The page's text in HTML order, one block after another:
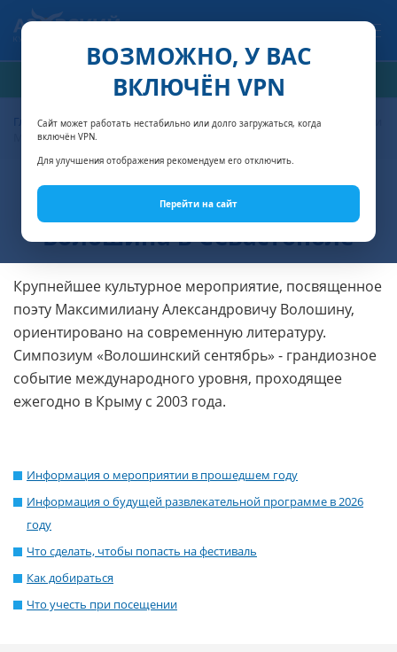
ВОЗМОЖНО, У ВАС
ВКЛЮЧЁН VPN
Сайт может работать нестабильно или долго загружаться, когда
включён VPN.
Для улучшения отображения рекомендуем его отключить.
Перейти на сайт
РАСЧЁТ СТОИМОСТИ
Главная Статьи о Крыме Фестивали в Крыму
Фестиваль имени
М. А. Волошина в Севастополе
Фестиваль имени М. А.
Волошина в Севастополе
Крупнейшее культурное мероприятие, посвященное
поэту Максимилиану Александровичу Волошину,
ориентировано на современную литературу.
Симпозиум «Волошинский сентябрь» - грандиозное
событие международного уровня, проходящее
ежегодно в Крыму с 2003 года.
Информация о мероприятии в прошедшем году
Информация о будущей развлекательной программе в 2026
году
Что сделать, чтобы попасть на фестиваль
Как добираться
Что учесть при посещении